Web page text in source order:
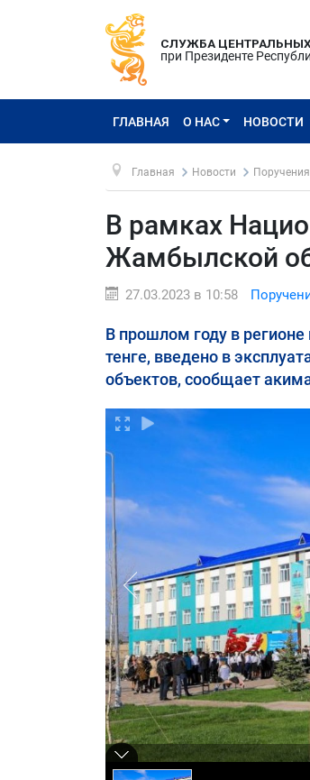
СЛУЖБА
при Президенте
ГЛАВНАЯ О НАС НОВОСТИ
Главная Новости
В рамках
Жамбылской
27.03.2023 в 10:58
В прошлом году в
тенге, введено в
объектов, сообщает